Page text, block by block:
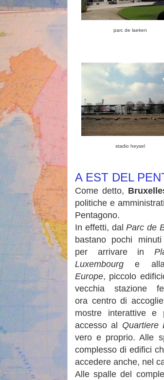
parc de laeken
stadio heysel
A EST DEL
Come detto,
politiche e
Pentagono.
In effetti, dalParc de
bastano pochi
per arrivare in
Luxembourg e
Europe, piccolo
vecchia stazione
ora centro di
mostre interattive e
accesso al Quartiere
vero e proprio. Alle
complesso di edifici
accedere anche, nel
Alle spalle del